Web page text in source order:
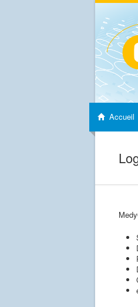
Accueil